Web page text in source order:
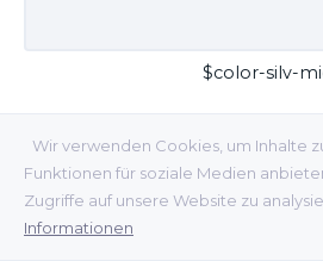
Wir verwenden Cookies, um Inhalte
Funktionen für soziale Medien
Zugriffe auf unsere Website zu
Informationen
$color-silv-